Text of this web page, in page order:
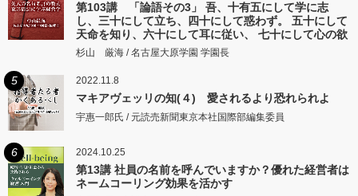
第103講 「論語その3」 吾、十有五にして学に志
し、三十にして立ち、四十にして惑わず。 五十にして
天命を知り、六十にして耳に従い、 七十にして心の欲
するところに従いて矩をこえず。
杉山 厳海 / 名古屋大原学園 学園長
5 2022.11.8
マキアヴェッリの知(４) 愛されるより恐れられよ
宇惠一郎氏 / 元読売新聞東京本社国際部編集委員
6 2024.10.25
第13講 社員の名前を呼んでいますか？優れた経営者は
ネームコーリング効果を活かす